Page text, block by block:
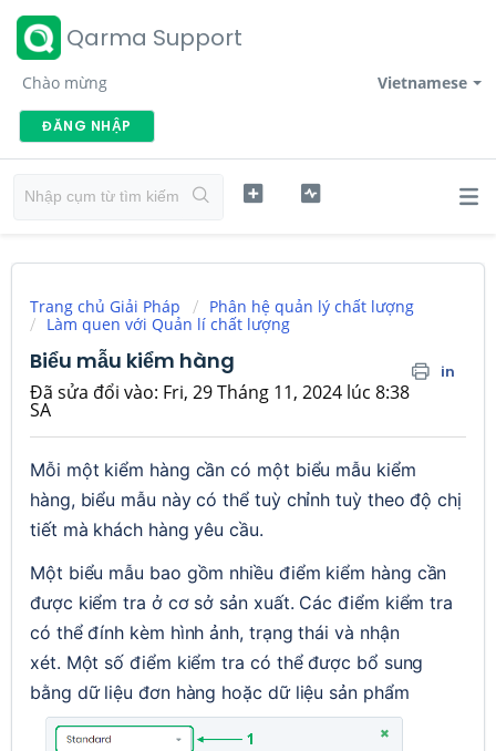
Qarma Support
Vietnamese
Chào mừng
ĐĂNG NHẬP
Trang chủ Giải Pháp
Phân hệ quản lý chất lượng
Làm quen với Quản lí chất lượng
Biểu mẫu kiểm hàng in
Đã sửa đổi vào: Fri, 29 Tháng 11, 2024 lúc 8:38
SA
Mỗi một kiểm hàng cần có một biểu mẫu kiểm
hàng, biểu mẫu này có thể tuỳ chỉnh tuỳ theo độ chị
tiết mà khách hàng yêu cầu.
Một biểu mẫu bao gồm nhiều điểm kiểm hàng cần
được kiểm tra ở cơ sở sản xuất. Các điểm kiểm tra
có thể đính kèm hình ảnh, trạng thái và nhận
xét. Một số điểm kiểm tra có thể được bổ sung
bằng dữ liệu đơn hàng hoặc dữ liệu sản phẩm